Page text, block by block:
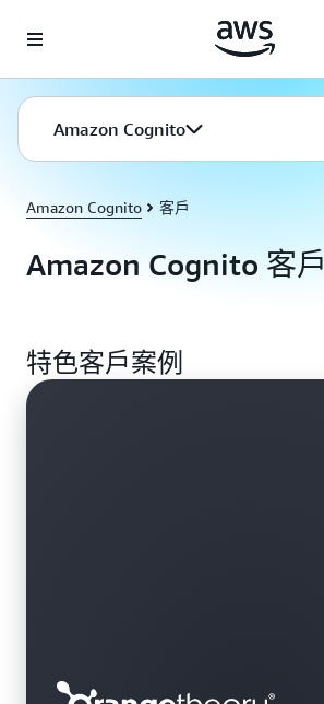
Amazon Cognito
Amazon Cognito 客戶
Amazon Cognito 客戶
特色客戶案例